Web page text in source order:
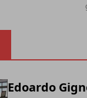
Edoardo